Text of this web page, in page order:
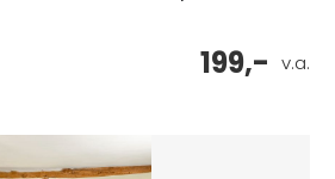
v.a.
199,-